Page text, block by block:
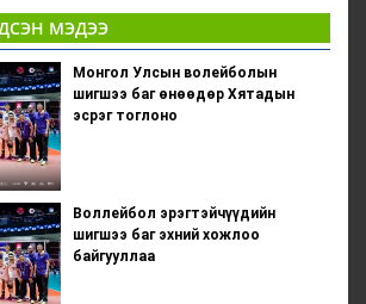
МЭДЭЭ
Монгол Улсын волейболын
шигшээ баг өнөөдөр Хятадын
эсрэг тоглоно
Воллейбол эрэгтэйчүүдийн
шигшээ баг эхний хожлоо
байгууллаа